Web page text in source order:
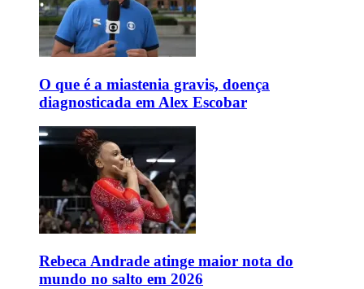
O que é a miastenia gravis, doença
diagnosticada em Alex Escobar
Rebeca Andrade atinge maior nota do
mundo no salto em 2026